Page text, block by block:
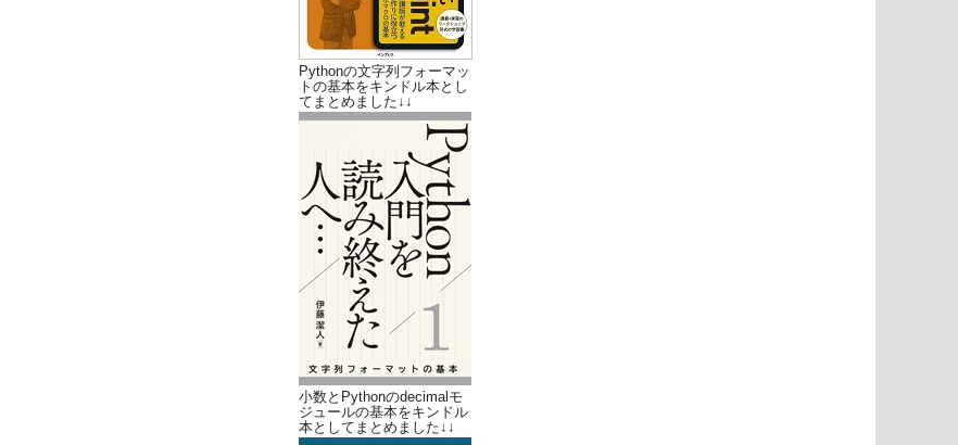
Pythonの文字列フォーマッ
トの基本をキンドル本とし
てまとめました↓↓
小数とPythonのdecimalモ
ジュールの基本をキンドル
本としてまとめました↓↓